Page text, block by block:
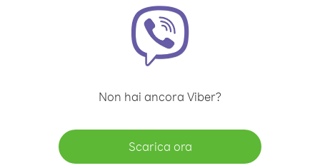
Non hai ancora Viber?
Scarica ora